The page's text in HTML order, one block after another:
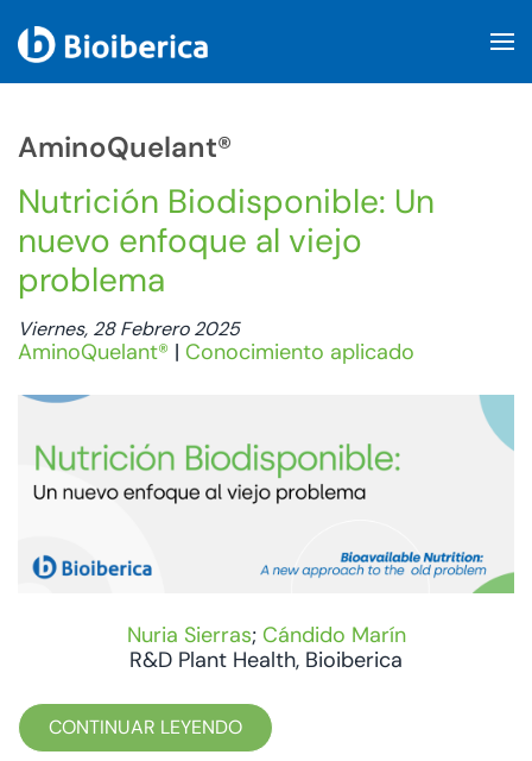
AminoQuelant®
Nutrición Biodisponible: Un
nuevo enfoque al viejo
problema
Viernes, 28 Febrero 2025
AminoQuelant® | Conocimiento aplicado
Nuria Sierras; Cándido Marín
R&D Plant Health, Bioiberica
CONTINUAR LEYENDO